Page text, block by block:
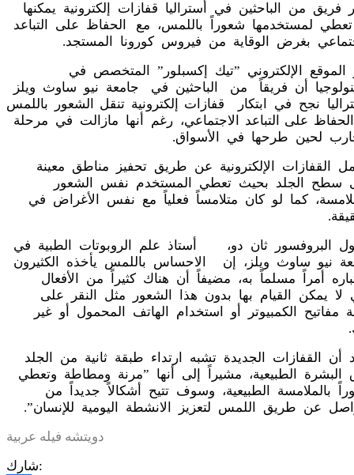
فريق من الباحثين في أستراليا قفازات إلكترونية يمكنها
لمستخدمها شعوراً باللمس، مع الحفاظ على التباعد
بغرض الوقاية من فيروس كورونا المستجد.
الموقع الإلكتروني ”تيك إكسبلور” المتخصص في
أن فريقاً من الباحثين في جامعة نيو ساوث ويلز
نجح في ابتكار قفازات إلكترونية تنقل الشعور باللمس
على التباعد الاجتماعي، رغم أنها مازالت في مرحلة
لحين طرحها في الأسواق.
القفازات الإلكترونية عن طريق تحفيز مناطق معينة
سطح الجلد بحيث تعطي المستخدم نفس الشعور
كما لو كان متلامساً فعلياً مع نفس الأغراض في
البروفسور ثان دو، أستاذ علم الروبوتات الطبية في
نيو ساوث ويلز، إن الاحساس باللمس يأخذه الكثيرون
أمراً مسلماً به، مضيفاً أن هناك كثيراً من الأفعال
لا يمكن القيام بها بدون هذا الشعور مثل النقر على
مفاتيح الكمبيوتر أو استخدام الهاتف المحمول أو غير
أن القفازات الجديدة تشبه ارتداء طبقة ثانية من الجلد
البشرة الطبيعية، مشيراً إلى أنها ”مرنة ومطاطة وتعطي
بالملامسة الطبيعية، وسوف تتيح أشكالاً جديداً من
عن طريق اللمس لتعزيز الانشطة اليومية للإنسان”.
دويتشه فيله عربية
شارك: